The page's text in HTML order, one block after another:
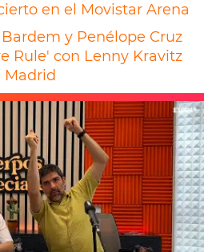
en el Movistar Arena
y Penélope Cruz
Rule' con Lenny Kravitz
Madrid